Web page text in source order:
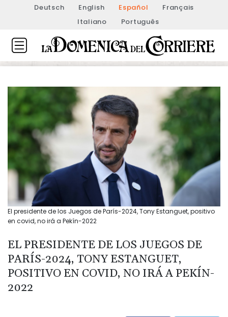
Deutsch English Español
Français
Italiano
Português
El presidente de los Juegos de París-2024, Tony Estanguet, positivo
en covid, no irá a Pekín-2022
EL PRESIDENTE DE LOS JUEGOS DE
PARÍS-2024, TONY ESTANGUET,
POSITIVO EN COVID, NO IRÁ A PEKÍN-
2022